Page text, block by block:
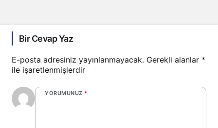
Bir Cevap Yaz
E-posta adresiniz yayınlanmayacak. Gerekli alanlar *
ile işaretlenmişlerdir
YORUMUNUZ *